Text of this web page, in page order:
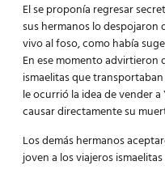
El se proponía regresar
sus hermanos lo despojaron
vivo al foso, como había
En ese momento advirtieron
ismaelitas que
le ocurrió la idea de vender
causar directamente su
Los demás hermanos
joven a los viajeros